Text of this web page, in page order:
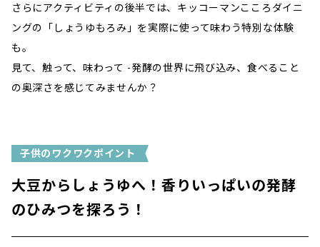
さらにアクティビティの後半では、キッコーマンこころダイニ
ングの「しょうゆもろみ」を実際に使って味わう特別な体験
も。
見て、触って、味わって -発酵の世界に飛び込み、食べること
の奥深さを感じてみませんか？
子供のワクワクポイント
大豆からしょうゆへ！香りいっぱいの発酵
のひみつを探ろう！